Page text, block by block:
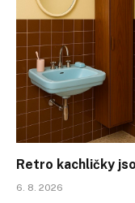
Retro kachličky
6. 8. 2026